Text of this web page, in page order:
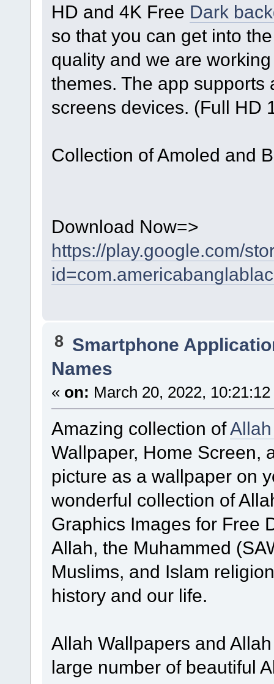
HD and 4K Free Dark
so that you can get into
quality and we are
themes. The app
screens devices. (Full HD
Collection of Amoled and
Download Now=>
https://play.google.com/
8 Smartphone
Names
« on: March 20, 2022,
Amazing collection of
Wallpaper, Home Screen,
picture as a wallpaper on
wonderful collection of
Graphics Images for Free
Allah, the Muhammed
Muslims, and Islam
history and our life.
Allah Wallpapers and
large number of beautiful